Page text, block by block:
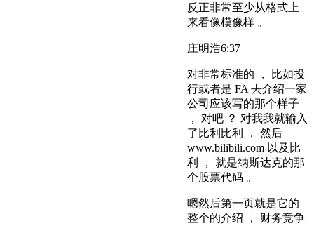
反正非常至少从格式上
来看像模像样 。
庄明浩6:37
对非常标准的 ， 比如投
行或者是 FA 去介绍一家
公司应该写的那个样子
， 对吧 ？ 对我我就输入
了比利比利 ， 然后
www.bilibili.com 以及比
利 ， 就是纳斯达克的那
个股票代码 。
嗯然后第一页就是它的
整个的介绍 ， 财务竞争